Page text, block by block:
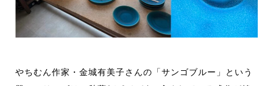
やちむん作家・金城有美子さんの「サンゴブルー」という